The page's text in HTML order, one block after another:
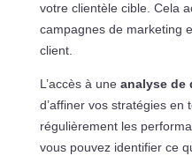
votre clientèle cible. Cela
campagnes de marketing
client.
L’accès à une analyse de
d’affiner vos stratégies en
régulièrement les
vous pouvez identifier ce